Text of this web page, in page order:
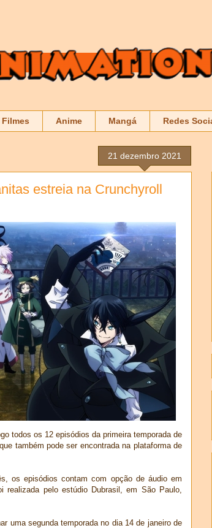
Filmes Anime Mangá Redes
21 dezembro 2021
estreia na Crunchyroll
todos os 12 episódios da primeira temporada de
também pode ser encontrada na plataforma de
os episódios contam com opção de áudio em
realizada pelo estúdio Dubrasil, em São Paulo,
uma segunda temporada no dia 14 de janeiro de